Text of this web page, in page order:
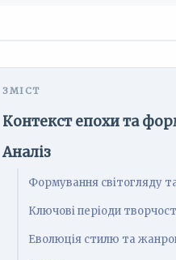
Контекст епохи та
Аналіз
Формування світогляду
Ключові періоди
Еволюція стилю та